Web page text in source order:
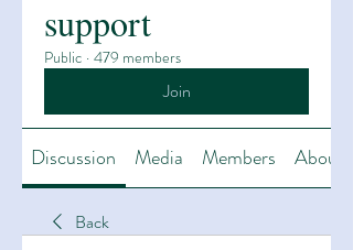
support
Public · 479 members
Join
Discussion Media Members About
Back